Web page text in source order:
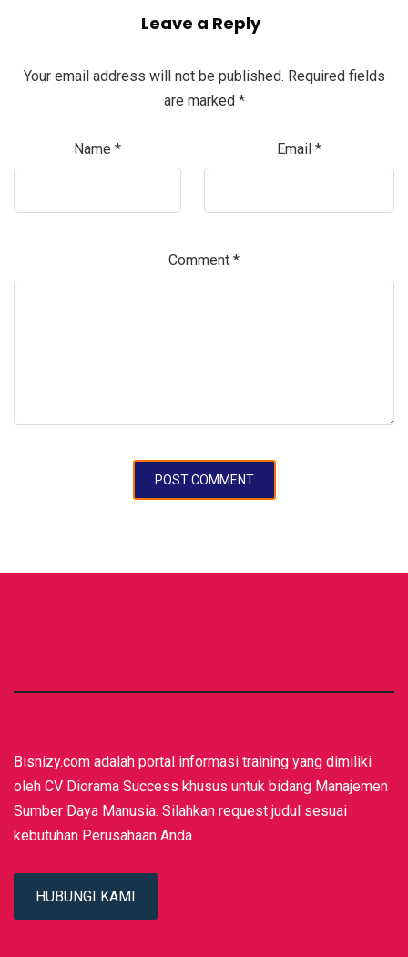
Leave a Reply
Your email address will not be published. Required fields
are marked *
Name * Email *
Comment *
Bisnizy.com adalah portal informasi training yang dimiliki
oleh CV Diorama Success khusus untuk bidang Manajemen
Sumber Daya Manusia. Silahkan request judul sesuai
kebutuhan Perusahaan Anda
HUBUNGI KAMI